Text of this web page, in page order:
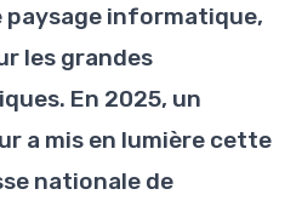
informatique,
les grandes
En 2025, un
a mis en lumière cette
nationale de